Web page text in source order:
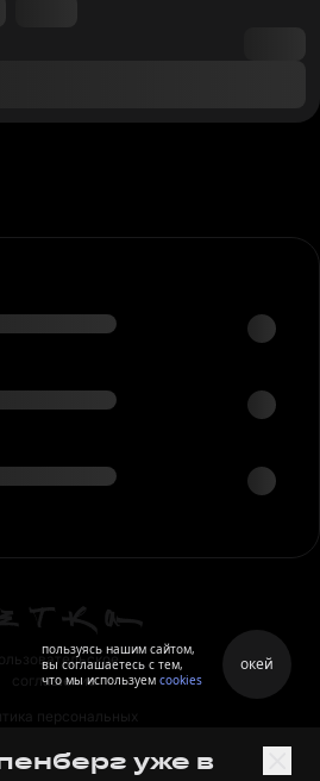
соглашение
персональных
правила
уже в
пользуясь нашим сайтом,
вы соглашаетесь с тем,
что мы используем cookies
окей